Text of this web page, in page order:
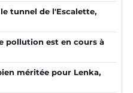
tunnel de l'Escalette,
pollution est en cours à
méritée pour Lenka,